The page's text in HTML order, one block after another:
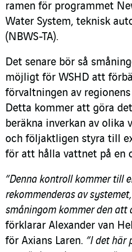
ramen för programmet
Water System, teknisk
(NBWS-TA).
Det senare bör så
möjligt för WSHD att
förvaltningen av
Detta kommer att göra
beräkna inverkan av olika
och följaktligen styra till
för att hålla vattnet på en
”Denna kontroll kommer till
rekommenderas av
småningom kommer den att
förklarar Alexander van
för Axians Laren. ”I det här